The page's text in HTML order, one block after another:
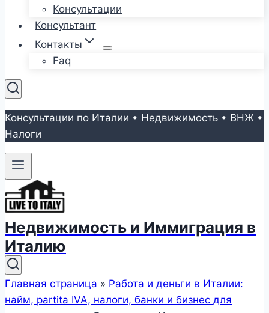
Консультации
Консультант
Контакты
Faq
Консультации по Италии • Недвижимость • ВНЖ •
Налоги
Недвижимость и Иммиграция в
Италию
Главная страница » Работа и деньги в Италии:
найм, partita IVA, налоги, банки и бизнес для